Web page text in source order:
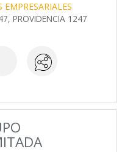
PROVIDENCIA 1247